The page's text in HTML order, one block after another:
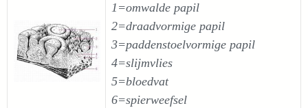
1=omwalde papil
2=draadvormige papil
3=paddenstoelvormige papil
4=slijmvlies
5=bloedvat
6=spierweefsel